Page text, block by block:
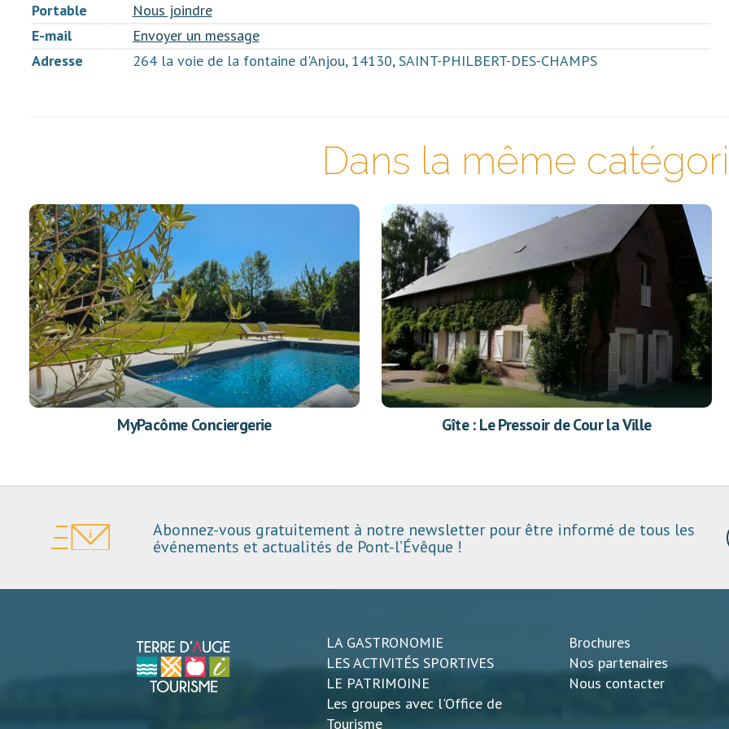
Portable
Nous joindre
E-mail
Envoyer un message
Adresse
264 la voie de la fontaine d'Anjou, 14130, SAINT-PHILBERT-DES-CHAMPS
Dans la même
MyPacôme Conciergerie Gîte : Le Pressoir de Cour la Ville
Abonnez-vous gratuitement à notre newsletter pour être informé de tous les
événements et actualités de Pont-l’Évêque !
LA GASTRONOMIE
LES ACTIVITÉS SPORTIVES
LE PATRIMOINE
Les groupes avec l'Office de
Tourisme
Brochures
Nos partenaires
Nous contacter